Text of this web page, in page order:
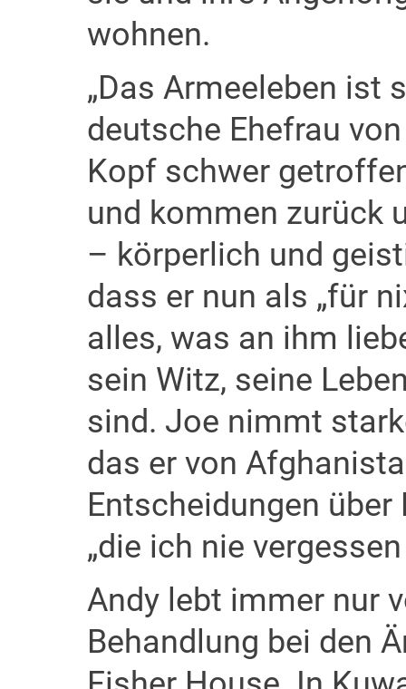
wohnen.
„Das Armeeleben ist
deutsche Ehefrau
Kopf schwer
und kommen zurück
– körperlich und
dass er nun als „für
alles, was an ihm
sein Witz, seine
sind. Joe nimmt
das er von
Entscheidungen über
„die ich nie
Andy lebt immer nur
Behandlung bei den